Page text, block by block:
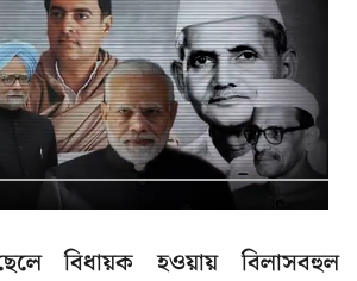
বিধায়ক হওয়ায় বিলাসবহুল